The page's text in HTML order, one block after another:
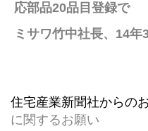
応部品20品目登録で
ミサワ竹中社長、14
住宅産業新聞社からの
に関するお願い